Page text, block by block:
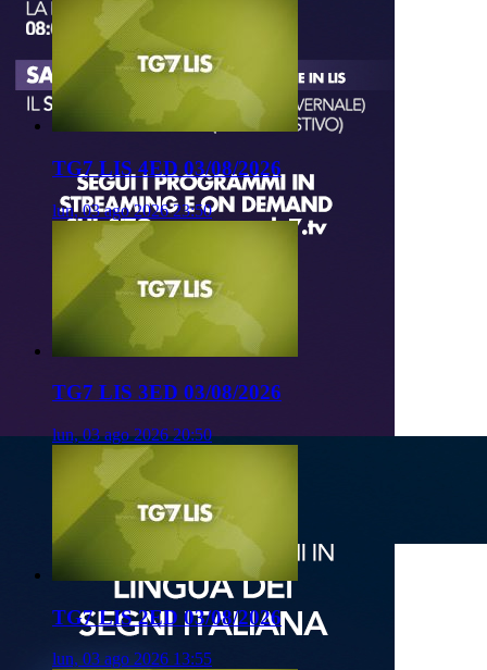
TG7 LIS 4ED 03/08/2026
lun, 03 ago 2026 23:50
TG7 LIS 3ED 03/08/2026
lun, 03 ago 2026 20:50
TG7 LIS 2ED 03/08/2026
lun, 03 ago 2026 13:55